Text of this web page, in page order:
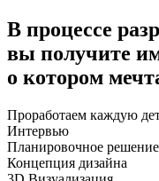
В процессе
вы получите
о котором
Проработаем каждую
Интервью
Планировочное решение
Концепция дизайна